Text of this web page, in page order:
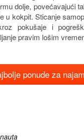
dolje, povećavajući
u kokpit. Sticanje
pokušaje i
pravim lošim
ponude za